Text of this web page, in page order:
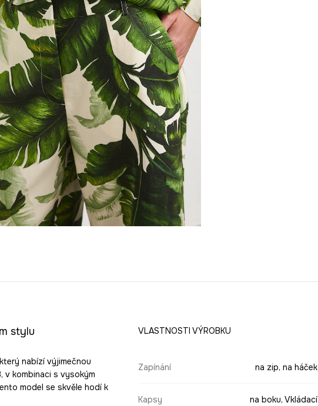
stylu
nabízí výjimečnou
kombinaci s vysokým
model se skvěle hodí k
VLASTNOSTI VÝROBKU
Zapínání na zip, na háček
Kapsy na boku, Vkládací